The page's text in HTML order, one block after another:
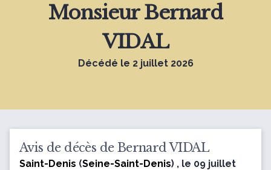
MonsieurBernard
VIDAL
Décédé le 2 juillet 2026
Avis de décès de Bernard VIDAL
Saint-Denis (Seine-Saint-Denis) , le 09 juillet